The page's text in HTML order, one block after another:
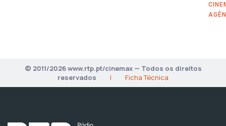
© 2011/2026 www.rtp.pt/cinemax — Todos os direitos
reservados
| Ficha Técnica